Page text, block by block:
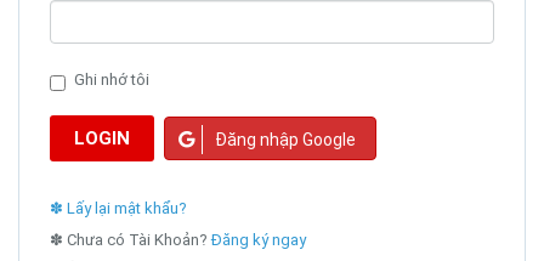
Ghi nhớ tôi
LOGIN Đăng nhập Google
✽ Lấy lại mật khẩu?
✽ Chưa có Tài Khoản?Đăng ký ngay